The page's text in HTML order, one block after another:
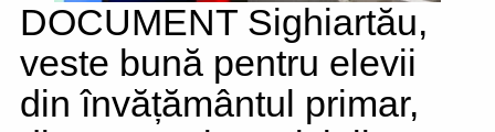
DOCUMENT Sighiartău,
veste bună pentru elevii
din învățământul primar,